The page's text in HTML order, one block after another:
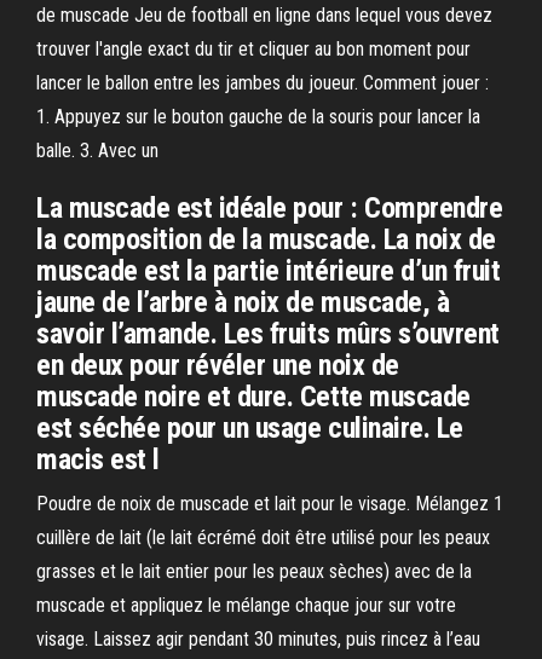
de muscade Jeu de football en ligne dans lequel vous devez
trouver l'angle exact du tir et cliquer au bon moment pour
lancer le ballon entre les jambes du joueur. Comment jouer :
1. Appuyez sur le bouton gauche de la souris pour lancer la
balle. 3. Avec un
La muscade est idéale pour : Comprendre
la composition de la muscade. La noix de
muscade est la partie intérieure d’un fruit
jaune de l’arbre à noix de muscade, à
savoir l’amande. Les fruits mûrs s’ouvrent
en deux pour révéler une noix de
muscade noire et dure. Cette muscade
est séchée pour un usage culinaire. Le
macis est l
Poudre de noix de muscade et lait pour le visage. Mélangez 1
cuillère de lait (le lait écrémé doit être utilisé pour les peaux
grasses et le lait entier pour les peaux sèches) avec de la
muscade et appliquez le mélange chaque jour sur votre
visage. Laissez agir pendant 30 minutes, puis rincez à l’eau